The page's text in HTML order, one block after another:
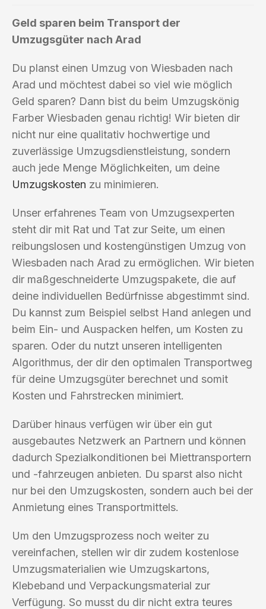
Geld sparen beim Transport der
Umzugsgüter nach Arad
Du planst einen Umzug von Wiesbaden nach
Arad und möchtest dabei so viel wie möglich
Geld sparen? Dann bist du beim Umzugskönig
Farber Wiesbaden genau richtig! Wir bieten dir
nicht nur eine qualitativ hochwertige und
zuverlässige Umzugsdienstleistung, sondern
auch jede Menge Möglichkeiten, um deine
Umzugskosten zu minimieren.
Unser erfahrenes Team von Umzugsexperten
steht dir mit Rat und Tat zur Seite, um einen
reibungslosen und kostengünstigen Umzug von
Wiesbaden nach Arad zu ermöglichen. Wir bieten
dir maßgeschneiderte Umzugspakete, die auf
deine individuellen Bedürfnisse abgestimmt sind.
Du kannst zum Beispiel selbst Hand anlegen und
beim Ein- und Auspacken helfen, um Kosten zu
sparen. Oder du nutzt unseren intelligenten
Algorithmus, der dir den optimalen Transportweg
für deine Umzugsgüter berechnet und somit
Kosten und Fahrstrecken minimiert.
Darüber hinaus verfügen wir über ein gut
ausgebautes Netzwerk an Partnern und können
dadurch Spezialkonditionen bei Miettransportern
und -fahrzeugen anbieten. Du sparst also nicht
nur bei den Umzugskosten, sondern auch bei der
Anmietung eines Transportmittels.
Um den Umzugsprozess noch weiter zu
vereinfachen, stellen wir dir zudem kostenlose
Umzugsmaterialien wie Umzugskartons,
Klebeband und Verpackungsmaterial zur
Verfügung. So musst du dir nicht extra teures